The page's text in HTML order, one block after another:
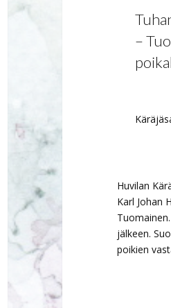
–
Huvilan
Karl Johan
jälkeen.
poikien